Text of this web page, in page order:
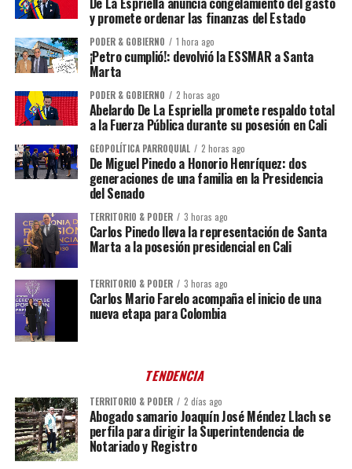
y promete ordenar las finanzas del Estado
PODER & GOBIERNO 1 hora ago
¡Petro cumplió!: devolvió la ESSMAR a Santa
Marta
PODER & GOBIERNO 2 horas ago
Abelardo De La Espriella promete respaldo total
a la Fuerza Pública durante su posesión en Cali
GEOPOLÍTICA PARROQUIAL 2 horas ago
De Miguel Pinedo a Honorio Henríquez: dos
generaciones de una familia en la Presidencia
del Senado
TERRITORIO & PODER 3 horas ago
Carlos Pinedo lleva la representación de Santa
Marta a la posesión presidencial en Cali
TERRITORIO & PODER 3 horas ago
Carlos Mario Farelo acompaña el inicio de una
nueva etapa para Colombia
TENDENCIA
TERRITORIO & PODER 2 días ago
Abogado samario Joaquín José Méndez Llach se
perfila para dirigir la Superintendencia de
Notariado y Registro